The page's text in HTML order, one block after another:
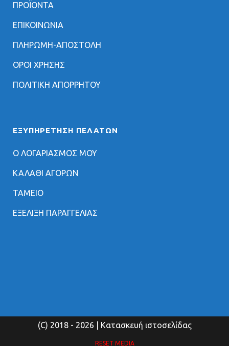
ΠΡΟΪΟΝΤΑ
ΕΠΙΚΟΙΝΩΝΙΑ
ΠΛΗΡΩΜΗ-ΑΠΟΣΤΟΛΗ
ΟΡΟΙ ΧΡΗΣΗΣ
ΠΟΛΙΤΙΚΗ ΑΠΟΡΡΗΤΟΥ
ΕΞΥΠΗΡΈΤΗΣΗ ΠΕΛΑΤΏΝ
Ο ΛΟΓΑΡΙΑΣΜΟΣ ΜΟΥ
ΚΑΛΑΘΙ ΑΓΟΡΩΝ
ΤΑΜΕΙΟ
ΕΞΕΛΙΞΗ ΠΑΡΑΓΓΕΛΙΑΣ
(C) 2018 - 2026 | Κατασκευή ιστοσελίδας
RESET MEDIA